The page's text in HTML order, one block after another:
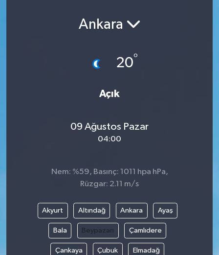
Ankara
20°
Açık
09 Ağustos Pazar
04:00
Nem: %59, Basınç: 1011 hpa hPa,
Rüzgar: 2.11 m/s
Akyurt Altındağ Ankara Ayaş
Bala Beypazarı Çamlıdere
Çankaya Çubuk Elmadağ